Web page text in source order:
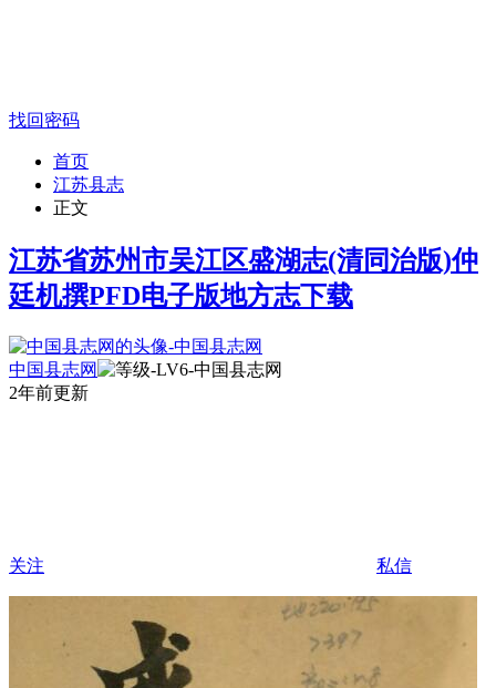
找回密码
首页
江苏县志
正文
江苏省苏州市吴江区盛湖志(清同治版)仲
廷机撰PFD电子版地方志下载
中国县志网
2年前更新
关注 私信